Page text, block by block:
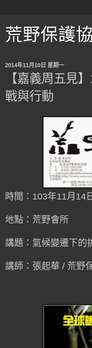
荒野保護
2014年11月10日 星期一
【嘉義周五見
戰與行動
時間：103年11月14
地點：荒野會所
講題：氣候變遷下的
講師：張起華 / 荒野